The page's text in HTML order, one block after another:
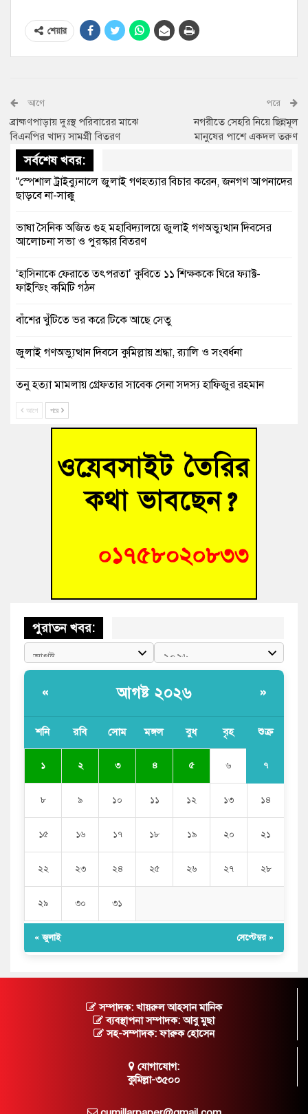
শেয়ার
আগে
ব্রাহ্মণপাড়ায় দুঃস্থ পরিবারের মাঝে
বিএনপির খাদ্য সামগ্রী বিতরণ
পরে
নগরীতে সেহরি নিয়ে ছিন্নমূল
মানুষের পাশে একদল তরুণ
সর্বশেষ খবর:
“স্পেশাল ট্রাইব্যুনালে জুলাই গণহত্যার বিচার করেন, জনগণ আপনাদের
ছাড়বে না-সাক্কু
ভাষা সৈনিক অজিত গুহ মহাবিদ্যালয়ে জুলাই গণঅভ্যুত্থান দিবসের
আলোচনা সভা ও পুরস্কার বিতরণ
‘হাসিনাকে ফেরাতে তৎপরতা’ কুবিতে ১১ শিক্ষককে ঘিরে ফ্যাক্ট-
ফাইন্ডিং কমিটি গঠন
বাঁশের খুঁটিতে ভর করে টিকে আছে সেতু
জুলাই গণঅভ্যুত্থান দিবসে কুমিল্লায় শ্রদ্ধা, র‍্যালি ও সংবর্ধনা
তনু হত্যা মামলায় গ্রেফতার সাবেক সেনা সদস্য হাফিজুর রহমান
আহত শিক্ষার্থীদের দেখতে গিয়ে মেডিকেলের ক্যান্টিনে অবরুদ্ধ জবি
হোমনায় বিধবা নারীর জমি দখল ও জীবননাশের হুমকির অভিযোগ
বুড়িচংয়ে অতিথি পাখির আবাসস্থল সংরক্ষণে প্রশাসনের উদ্যোগ; ৯
বুড়িচংয়ে জুলাই গণঅভ্যুত্থান দিবস উদযাপন উপলক্ষে প্রস্তুতিমূলক
আগে পরে
পুরাতন খবর:
« আগষ্ট ২০২৬ »
শনি রবি সোম মঙ্গল বুধ বৃহ শুক্র
১ ২ ৩ ৪ ৫ ৬ ৭
৮ ৯ ১০ ১১ ১২ ১৩ ১৪
১৫ ১৬ ১৭ ১৮ ১৯ ২০ ২১
২২ ২৩ ২৪ ২৫ ২৬ ২৭ ২৮
২৯ ৩০ ৩১
« জুলাই সেপ্টেম্বর »
সম্পাদক: খায়রুল আহসান মানিক
ব্যবস্থাপনা সম্পাদক: আবু মুছা
সহ-সম্পাদক: ফারুক হোসেন
যোগাযোগ:
কুমিল্লা-৩৫০০